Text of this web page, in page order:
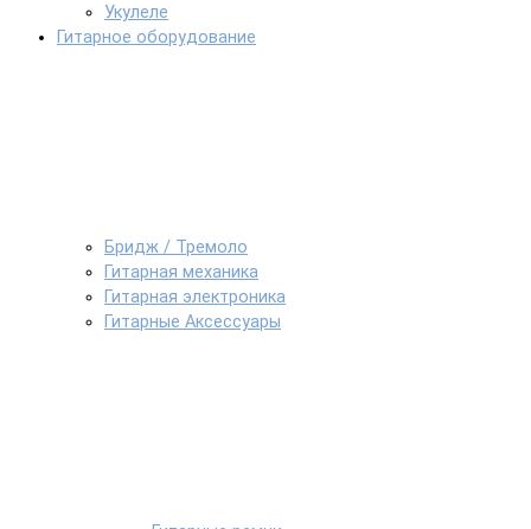
Укулеле
Гитарное оборудование
Бридж / Тремоло
Гитарная механика
Гитарная электроника
Гитарные Аксессуары